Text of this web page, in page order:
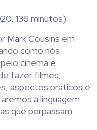
136 minutos)
Mark Cousins em
como nós
cinema e
fazer filmes,
aspectos práticos e
a linguagem
que perpassam